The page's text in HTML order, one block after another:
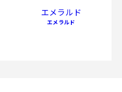
エメラルド
エメラルド